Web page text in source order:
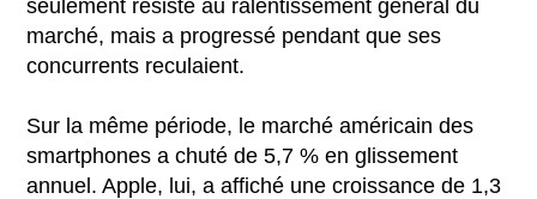
seulement résisté au ralentissement général du
marché, mais a progressé pendant que ses
concurrents reculaient.
Sur la même période, le marché américain des
smartphones a chuté de 5,7 % en glissement
annuel. Apple, lui, a affiché une croissance de 1,3